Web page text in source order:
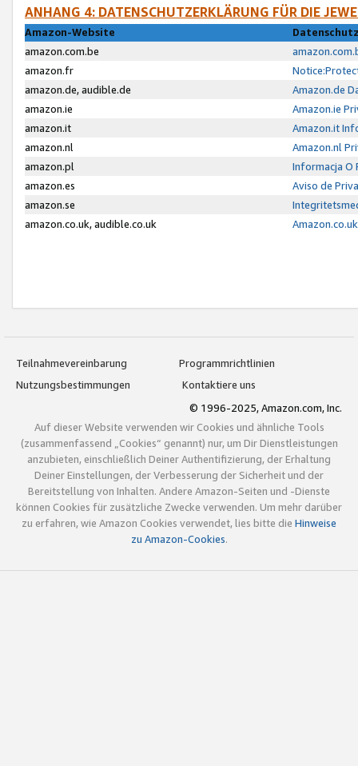
ANHANG 4: DATENSCHUTZERKLÄRUNG FÜR DIE
Amazon-Website
amazon.com.be
amazon.fr
amazon.de, audible.de
Amazon.de
amazon.ie
Amazon.ie
amazon.it
Amazon.it
amazon.nl
Amazon.nl
amazon.pl
Informacja O
amazon.es
Aviso de
amazon.se
amazon.co.uk, audible.co.uk
Teilnahmevereinbarung
Programmrichtlinien
Nutzungsbestimmungen
Kontaktiere uns
© 1996-2025, Amazon.com, Inc.
Auf dieser Website verwenden wir Cookies und ähnliche Tools
(zusammenfassend „Cookies“ genannt) nur, um Dir Dienstleistungen
anzubieten, einschließlich Deiner Authentifizierung, der Erhaltung
Deiner Einstellungen, der Verbesserung der Sicherheit und der
Bereitstellung von Inhalten. Andere Amazon-Seiten und -Dienste
können Cookies für zusätzliche Zwecke verwenden. Um mehr darüber
zu erfahren, wie Amazon Cookies verwendet, lies bitte die Hinweise
zu Amazon-Cookies.